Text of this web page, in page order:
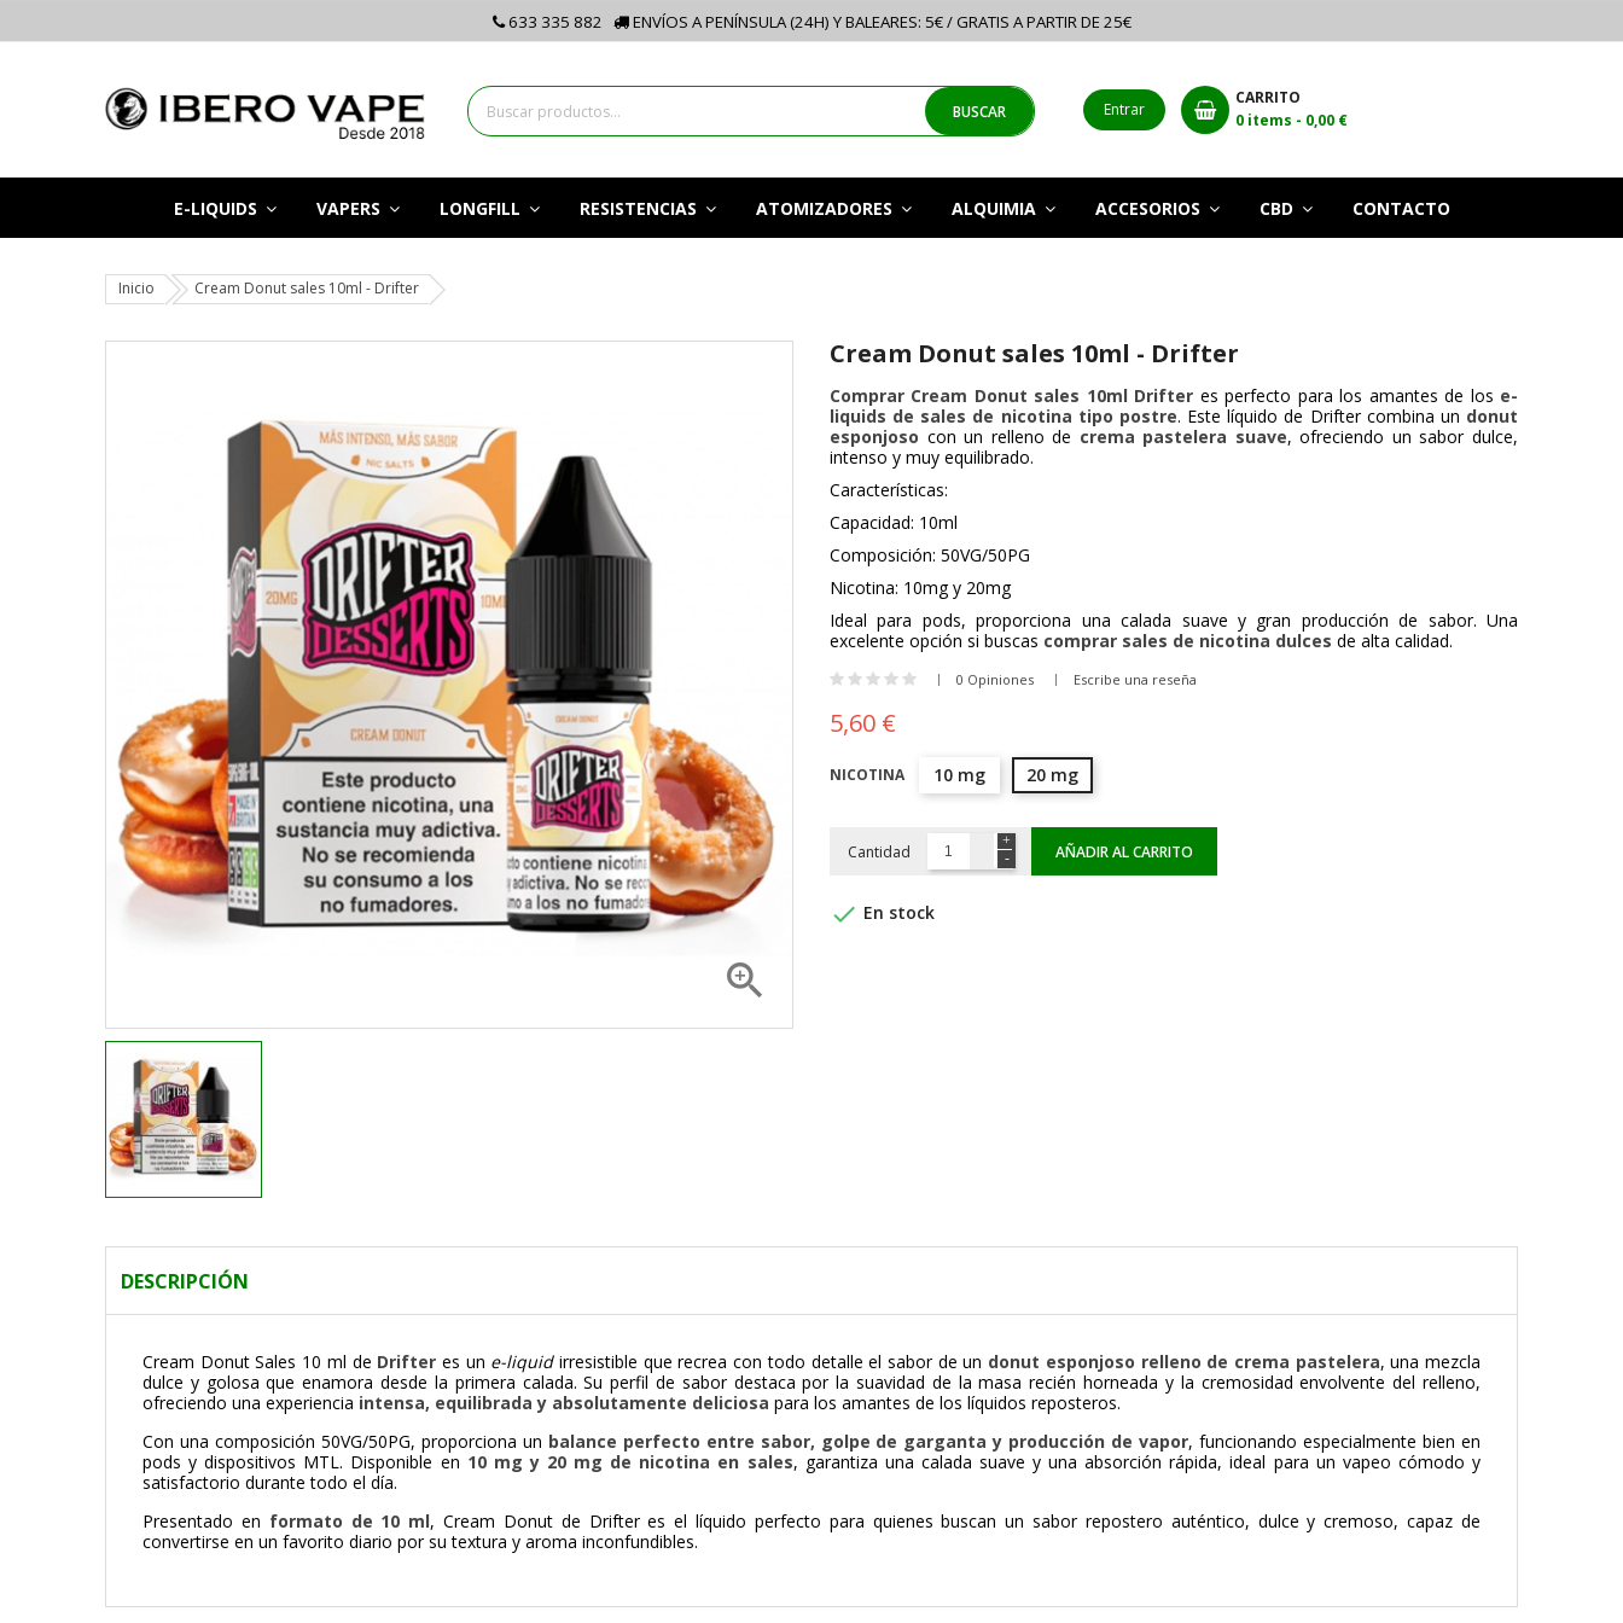
633 335 882 ENVÍOS A PENÍNSULA (24H) Y BALEARES: 5€ / GRATIS A PARTIR DE 25€
BUSCAR Entrar
CARRITO
0 items - 0,00 €
E-LIQUIDS VAPERS LONGFILL RESISTENCIAS ATOMIZADORES ALQUIMIA ACCESORIOS CBD CONTACTO
Inicio Cream Donut sales 10ml - Drifter

Cream Donut sales 10ml - Drifter
Comprar Cream Donut sales 10ml Drifter es perfecto para los amantes de los e-
liquids de sales de nicotina tipo postre. Este líquido de Driftercombina un donut
esponjoso con un relleno de crema pastelera suave, ofreciendo un sabor dulce,
intenso y muy equilibrado.
Características:
Capacidad: 10ml
Composición: 50VG/50PG
Nicotina: 10mg y 20mg
Ideal para pods, proporciona una calada suave y gran producción de sabor. Una
excelente opción si buscas comprar sales de nicotina dulces de alta calidad.
0 Opiniones Escribe una reseña
5,60 €
NICOTINA 10 mg 20 mg
Cantidad AÑADIR AL CARRITO
 En stock
DESCRIPCIÓN
Cream Donut Sales 10 ml de Drifter es un e-liquidirresistible que recrea con todo detalle el sabor de un donut esponjoso relleno de crema pastelera, una mezcla
dulce y golosa que enamora desde la primera calada. Su perfil de sabor destaca por la suavidad de la masa recién horneada y la cremosidad envolvente del relleno,
ofreciendo una experiencia intensa, equilibrada y absolutamente deliciosa para los amantes de los líquidos reposteros.
Con una composición 50VG/50PG, proporciona un balance perfecto entre sabor, golpe de garganta y producción de vapor, funcionando especialmente bien en
pods y dispositivos MTL. Disponible en 10 mg y 20 mg de nicotina en sales, garantiza una calada suave y una absorción rápida, ideal para un vapeo cómodo y
satisfactorio durante todo el día.
Presentado en formato de 10 ml, Cream Donut de Drifter es el líquido perfecto para quienes buscan un sabor repostero auténtico, dulce y cremoso, capaz de
convertirse en un favorito diario por su textura y aroma inconfundibles.